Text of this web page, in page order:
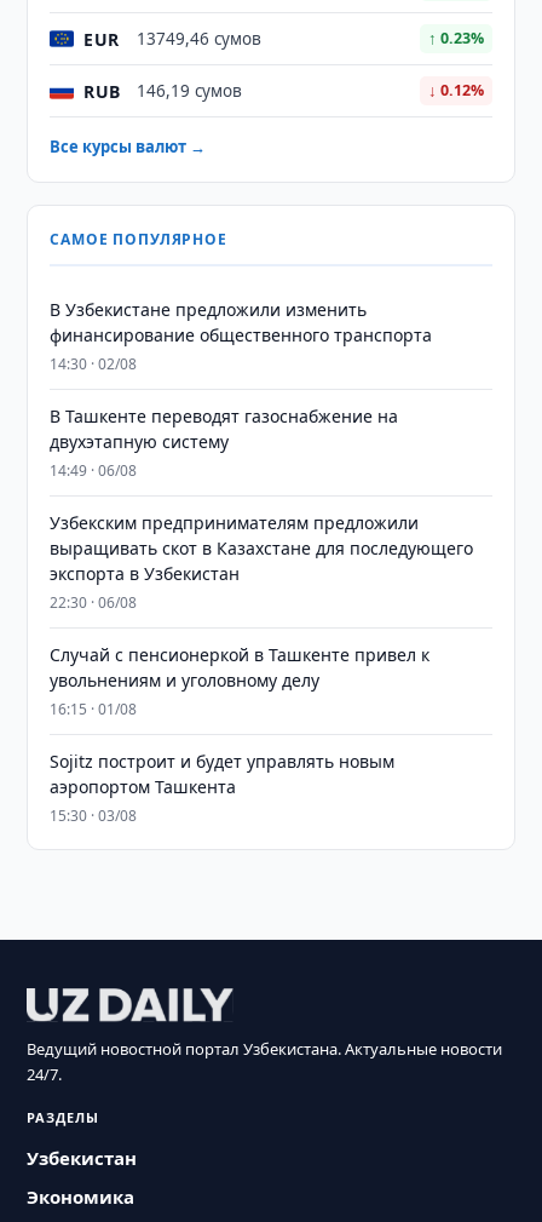
EUR 13749,46 сумов ↑ 0.23%
RUB 146,19 сумов ↓ 0.12%
Все курсы валют →
САМОЕ ПОПУЛЯРНОЕ
В Узбекистане предложили изменить
финансирование общественного транспорта
14:30 · 02/08
В Ташкенте переводят газоснабжение на
двухэтапную систему
14:49 · 06/08
Узбекским предпринимателям предложили
выращивать скот в Казахстане для последующего
экспорта в Узбекистан
22:30 · 06/08
Случай с пенсионеркой в Ташкенте привел к
увольнениям и уголовному делу
16:15 · 01/08
Sojitz построит и будет управлять новым
аэропортом Ташкента
15:30 · 03/08
Ведущий новостной портал Узбекистана. Актуальные новости
24/7.
РАЗДЕЛЫ
Узбекистан
Экономика